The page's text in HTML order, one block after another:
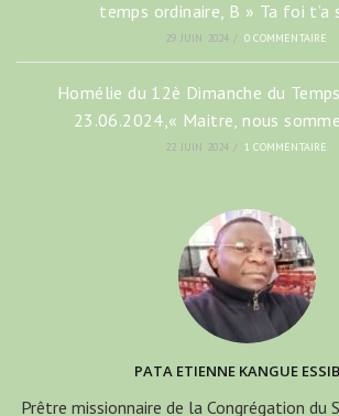
temps ordinaire, B » Ta foi t’a
29 JUIN 2024 / 0 COMMENTAIRE
Homélie du 12è Dimanche du
23.06.2024,« Maitre, nous
22 JUIN 2024 / 1 COMMENTAIRE
PATA ETIENNE KANGUE
Prêtre missionnaire de la Congrégation du